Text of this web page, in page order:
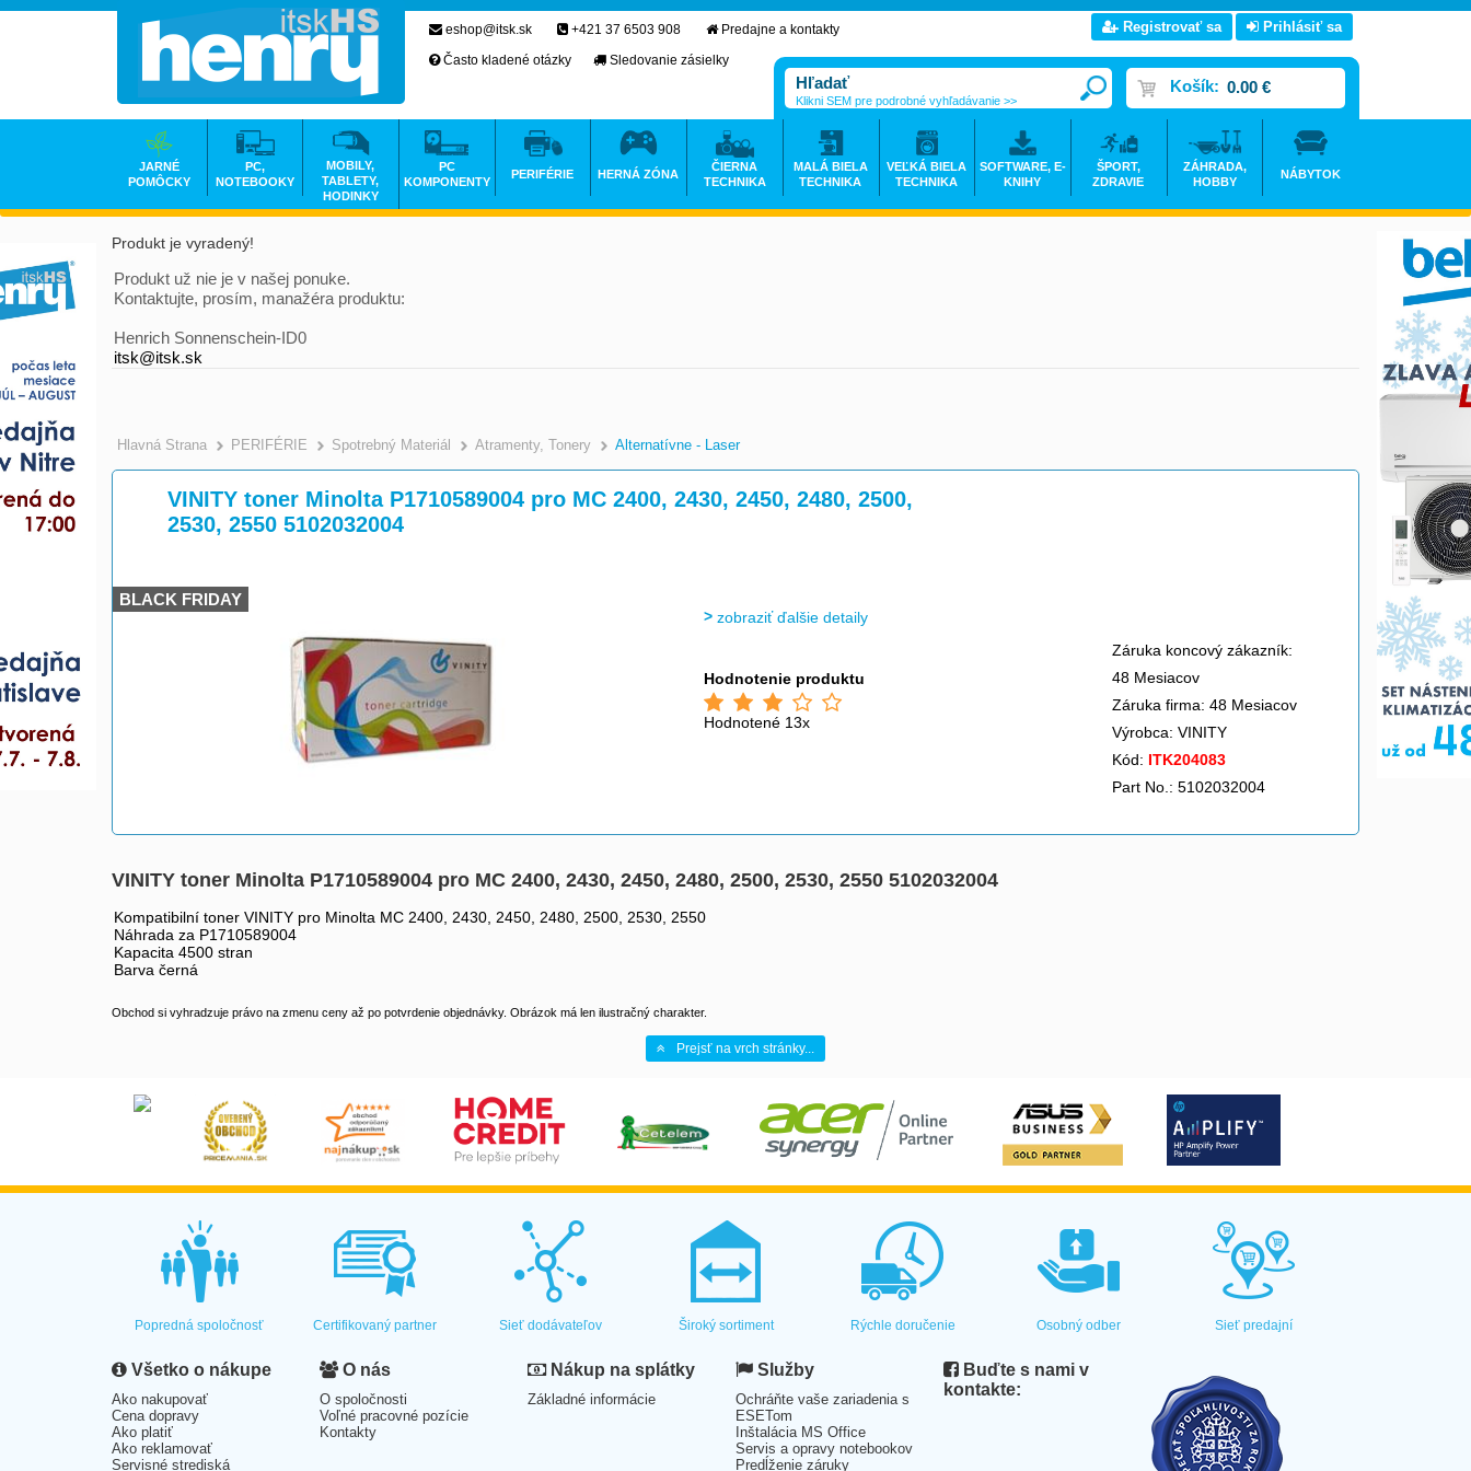
Produkt je vyradený!
Produkt už nie je v našej ponuke.
Kontaktujte, prosím, manažéra produktu:
Henrich Sonnenschein-ID0
itsk@itsk.sk
Hlavná Strana >
PERIFÉRIE >
Spotrebný Materiál >
Atramenty, Tonery >
Alternatívne - Laser
VINITY toner Minolta P1710589004 pro MC 2400, 2430, 2450, 2480, 2500,
2530, 2550 5102032004
BLACK FRIDAY
zobraziť ďalšie detaily
Hodnotenie produktu
Hodnotené 13x
Záruka koncový zákazník:
48 Mesiacov
Záruka firma: 48 Mesiacov
Výrobca: VINITY
Kód: ITK204083
Part No.: 5102032004
VINITY toner Minolta P1710589004 pro MC 2400, 2430, 2450, 2480, 2500, 2530, 2550 5102032004
Kompatibilní toner VINITY pro Minolta MC 2400, 2430, 2450, 2480, 2500, 2530, 2550
Náhrada za P1710589004
Kapacita 4500 stran
Barva černá
Obchod si vyhradzuje právo na zmenu ceny až po potvrdenie objednávky. Obrázok má len ilustračný charakter.
Prejsť na vrch stránky...
eshop@itsk.sk +421 37 6503 908
Predajne a kontakty
Často kladené otázky
Sledovanie zásielky
Registrovať sa Prihlásiť sa
Košík: 0.00 €
Klikni SEM pre podrobné vyhľadávanie >>
JARNÉ
POMÔCKY
PC,
NOTEBOOKY
MOBILY,
TABLETY,
HODINKY
PC
KOMPONENTY
PERIFÉRIE HERNÁ ZÓNA
ČIERNA
TECHNIKA
MALÁ BIELA
TECHNIKA
VEĽKÁ BIELA
TECHNIKA
SOFTWARE, E-
KNIHY
ŠPORT,
ZDRAVIE
ZÁHRADA,
HOBBY
NÁBYTOK
Popredná spoločnosť Certifikovaný partner Sieť dodávateľov Široký sortiment Rýchle doručenie Osobný odber Sieť predajní
Všetko o nákupe
Ako nakupovať
Cena dopravy
Ako platiť
Ako reklamovať
Servisné strediská
O nás
O spoločnosti
Voľné pracovné pozície
Kontakty
Nákup na splátky
Základné informácie
Služby
Ochráňte vaše zariadenia s
ESETom
Inštalácia MS Office
Servis a opravy notebookov
Predĺženie záruky
Buďte s nami v
kontakte: